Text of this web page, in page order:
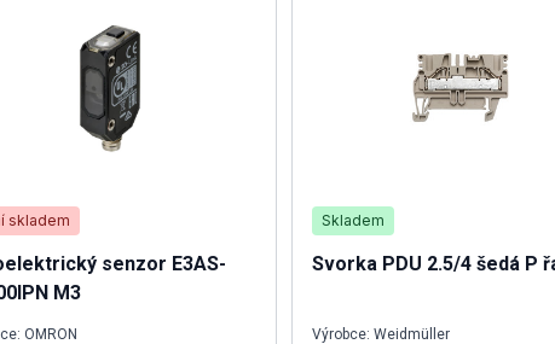
skladem
senzor E3AS-
M3
OMRON
Skladem
Svorka PDU 2.5/4 šedá P
Výrobce: Weidmüller